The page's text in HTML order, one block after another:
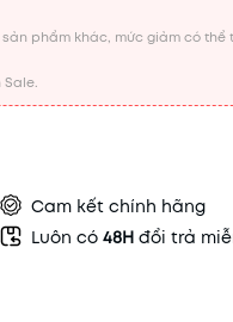
phẩm khác, mức giảm có thể
Cam kết chính hãng
Luôn có 48H đổi trả